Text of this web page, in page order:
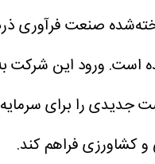
صنعت فرآوری
است. ورود این شرکت به
جدیدی را برای
کشاورزی فراهم کند.